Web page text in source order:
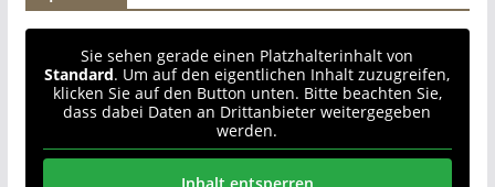
Sie sehen gerade einen Platzhalterinhalt von
Standard. Um auf den eigentlichen Inhalt zuzugreifen,
klicken Sie auf den Button unten. Bitte beachten Sie,
dass dabei Daten an Drittanbieter weitergegeben
werden.